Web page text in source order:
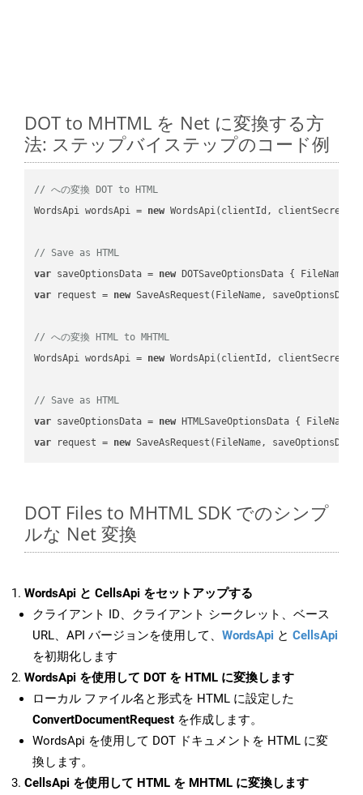
DOT to MHTML を Net に変換する方
法: ステップバイステップのコード例
// への変換 DOT to HTML
WordsApi wordsApi = new WordsApi(clientId, clientSecret);
// Save as HTML
var saveOptionsData = new DOTSaveOptionsData { FileName =
var request = new SaveAsRequest(FileName,
// への変換 HTML to MHTML
WordsApi wordsApi = new WordsApi(clientId, clientSecret);
// Save as HTML
var saveOptionsData = new HTMLSaveOptionsData { FileName
var request = new
DOT Files to MHTML SDK でのシンプ
ルな Net 変換
WordsApi と CellsApi をセットアップする
クライアント ID、クライアント シークレット、ベース
URL、API バージョンを使用して、 WordsApi と CellsApi
を初期化します
WordsApi を使用して DOT を HTML に変換します
ローカル ファイル名と形式を HTML に設定した
ConvertDocumentRequest を作成します。
WordsApi を使用して DOT ドキュメントを HTML に変
換します。
CellsApi を使用して HTML を MHTML に変換します